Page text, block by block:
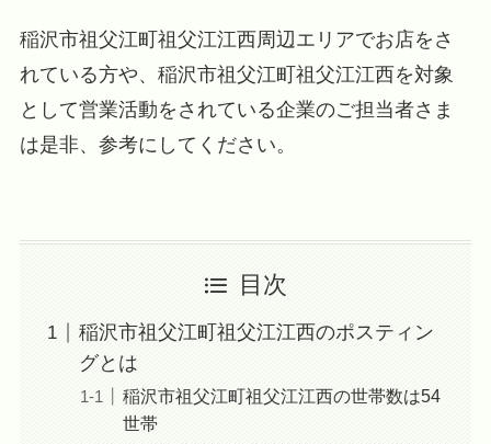
稲沢市祖父江町祖父江江西周辺エリアでお店をさ
れている方や、稲沢市祖父江町祖父江江西を対象
として営業活動をされている企業のご担当者さま
は是非、参考にしてください。
目次
稲沢市祖父江町祖父江江西のポスティン
グとは
稲沢市祖父江町祖父江江西の世帯数は54
世帯